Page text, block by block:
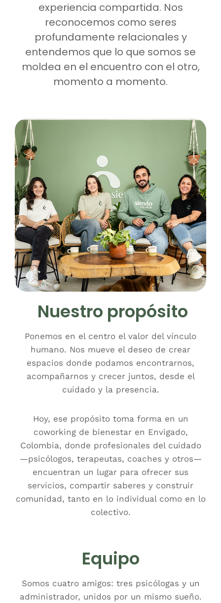
experiencia compartida. Nos
reconocemos como seres
profundamente relacionales y
entendemos que lo que somos se
moldea en el encuentro con el otro,
momento a momento.
Nuestro propósito
Ponemos en el centro el valor del vínculo
humano. Nos mueve el deseo de crear
espacios donde podamos encontrarnos,
acompañarnos y crecer juntos, desde el
cuidado y la presencia.
Hoy, ese propósito toma forma en un
coworking de bienestar en Envigado,
Colombia, donde profesionales del cuidado
—psicólogos, terapeutas, coaches y otros—
encuentran un lugar para ofrecer sus
servicios, compartir saberes y construir
comunidad, tanto en lo individual como en lo
colectivo.
Equipo
Somos cuatro amigos: tres psicólogas y un
administrador, unidos por un mismo sueño.